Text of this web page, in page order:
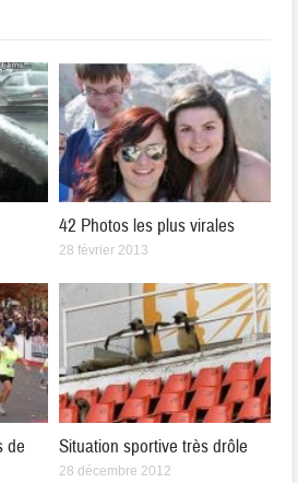
42 Photos les plus virales
28 février 2013
de
Situation sportive très drôle
28 décembre 2012